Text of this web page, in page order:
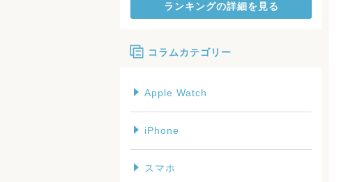
ランキングの詳細を見る
コラムカテゴリー
Apple Watch
iPhone
スマホ